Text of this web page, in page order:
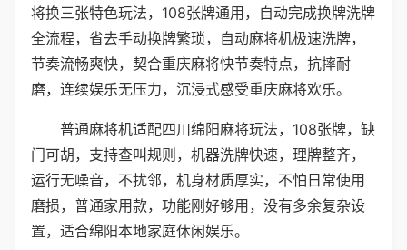
将换三张特色玩法，108张牌通用，自动完成换牌洗牌
全流程，省去手动换牌繁琐，自动麻将机极速洗牌，
节奏流畅爽快，契合重庆麻将快节奏特点，抗摔耐
磨，连续娱乐无压力，沉浸式感受重庆麻将欢乐。
普通麻将机适配四川绵阳麻将玩法，108张牌，缺
门可胡，支持查叫规则，机器洗牌快速，理牌整齐，
运行无噪音，不扰邻，机身材质厚实，不怕日常使用
磨损，普通家用款，功能刚好够用，没有多余复杂设
置，适合绵阳本地家庭休闲娱乐。